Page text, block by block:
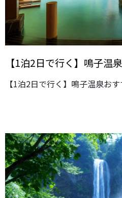
【1泊2日で行く】鳴子温
【1泊2日で行く】鳴子温泉お